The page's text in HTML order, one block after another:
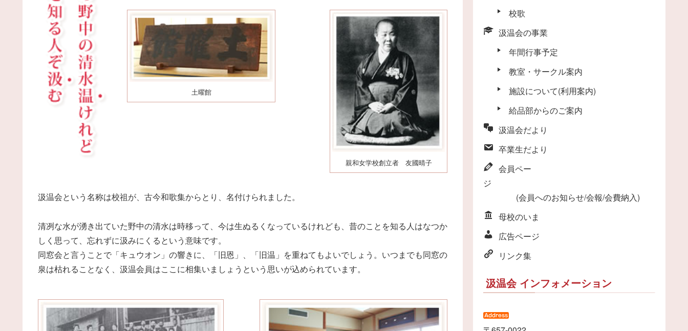
土曜館
親和女学校創立者 友國晴子
汲温会という名称は校祖が、古今和歌集からとり、名付けられました。
清冽な水が湧き出ていた野中の清水は時移って、今は生ぬるくなっているけれども、昔のことを知る人はなつか
しく思って、忘れずに汲みにくるという意味です。
同窓会と言うことで「キュウオン」の響きに、「旧恩」、「旧温」を重ねてもよいでしょう。いつまでも同窓の
泉は枯れることなく、汲温会員はここに相集いましょうという思いが込められています。
校歌
汲温会の事業
年間行事予定
教室・サークル案内
施設について(利用案内)
給品部からのご案内
汲温会だより
卒業生だより
会員ペー
ジ
(会員へのお知らせ/会報/会費納入)
母校のいま
広告ページ
リンク集
汲温会 インフォメーション